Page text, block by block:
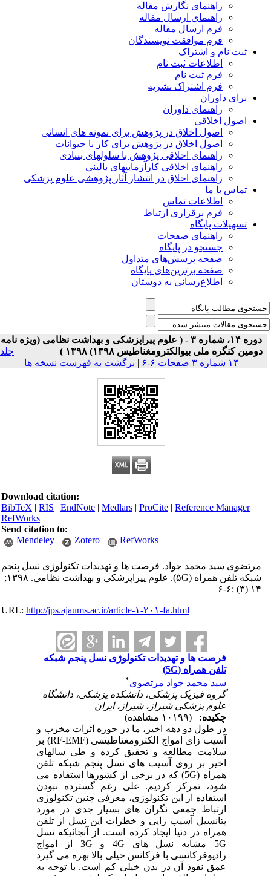
راهنمای نگارش مقاله
راهنمای ارسال مقاله
فرم ارسال مقاله
فرم موافقت نویسندگان
ثبت نام و اشتراک
اطلاعات ثبت نام
فرم ثبت نام
فرم اشتراک نشریه
برای داوران
راهنمای داوران
اصول اخلاقی
اصول اخلاق در پژوهش برای نمونه های انسانی
اصول اخلاق در پژوهش برای کار با حیوانات
راهنمای اخلاقی پژوهش با سلولهای بنیادی
راهنمای اخلاقی کارآزماییهای بالینی
راهنمای اخلاق در انتشار آثار پژوهشی علوم پزشکی
تماس با ما
اطلاعات تماس
فرم برقراری ارتباط
تسهیلات پایگاه
راهنمای صفحات
جستجو در پایگاه
صفحه پرسش‌های متداول
صفحه برترین‌های پایگاه
اطلاع‌رسانی به دوستان
دوره ۱۴، شماره ۳ - ( علوم پیراپزشکی و بهداشت نظامی (ویژه نامه
دومین کنگره ملی بیوالکترومغناطیس ۱۳۹۸) ۱۳۹۸ )
جلد
۱۴ شماره ۳ صفحات ۶-۶
| برگشت به فهرست نسخه ها
Download citation:
BibTeX|RIS|EndNote|Medlars|ProCite|Reference Manager
RefWorks
Send citation to:
Mendeley
Zotero RefWorks
مرتضوی سید محمد جواد. فرصت ها و تهدیدات تکنولوژی نسل پنجم
شبکه تلفن همراه (۵G). علوم پیراپزشکی و بهداشت نظامی. ۱۳۹۸;
۱۴ (۳) :۶-۶
URL:http://jps.ajaums.ac.ir/article-۱-۲۰۱-fa.html
فرصت ها و تهدیدات تکنولوژی نسل پنجم شبکه
تلفن همراه (5G)
سید محمد جواد مرتضوی*
گروه فیزیک پزشکی، دانشکده پزشکی، دانشگاه
علوم پزشکی شیراز، شیراز، ایران
چکیده:
در طول دو دهه اخیر، ما در حوزه اثرات مخرب و
آسیب زای امواج الکترومغناطیسی (RF-EMF) بر
سلامت مطالعه و تحقیق کرده و طی سالهای
اخیر بر روی آسیب های نسل پنجم شبکه تلفن
همراه (5G) که در برخی از کشورها استفاده می
شود، تمرکز کردیم. علی رغم گسترده نبودن
استفاده از این تکنولوژی، معرفی چنین تکنولوژی
ارتباط جمعی نگران های بسیار جدی در مورد
پتانسیل آسیب زایی و خطرات این نسل از تلفن
همراه در دنیا ایجاد کرده است. از آنجائیکه نسل
5Gمشابه نسل های 4Gو 3Gاز امواج
رادیوفرکانسی با فرکانس خیلی بالا بهره می گیرد
عمق نفوذ آن در بدن خیلی کم است.با توجه به